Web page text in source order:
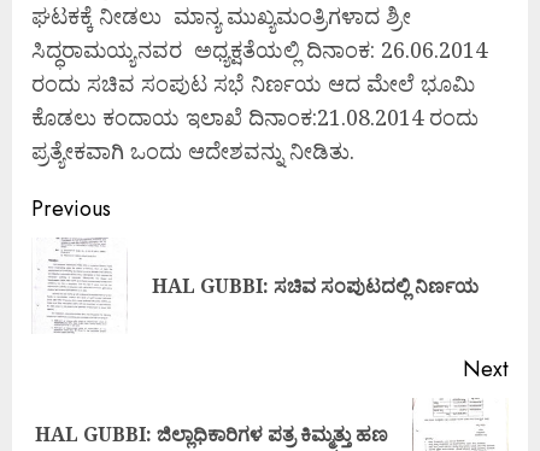
ಘಟಕಕ್ಕೆ ನೀಡಲು ಮಾನ್ಯ ಮುಖ್ಯಮಂತ್ರಿಗಳಾದ ಶ್ರೀ
ಸಿದ್ಧರಾಮಯ್ಯನವರ ಅಧ್ಯಕ್ಷತೆಯಲ್ಲಿ ದಿನಾಂಕ: 26.06.2014
ರಂದು ಸಚಿವ ಸಂಪುಟ ಸಭೆ ನಿರ್ಣಯ ಆದ ಮೇಲೆ ಭೂಮಿ
ಕೊಡಲು ಕಂದಾಯ ಇಲಾಖೆ ದಿನಾಂಕ:21.08.2014 ರಂದು
ಪ್ರತ್ಯೇಕವಾಗಿ ಒಂದು ಆದೇಶವನ್ನು ನೀಡಿತು.
Previous
HAL GUBBI: ಸಚಿವ ಸಂಪುಟದಲ್ಲಿ ನಿರ್ಣಯ
Next
HAL GUBBI: ಜಿಲ್ಲಾಧಿಕಾರಿಗಳ ಪತ್ರ ಕಿಮ್ಮತ್ತು ಹಣ